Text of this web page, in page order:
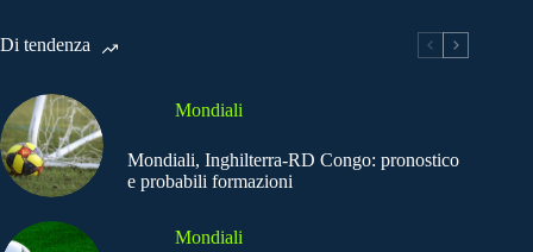
Di tendenza
Mondiali
Mondiali, Inghilterra-RD Congo: pronostico
e probabili formazioni
Mondiali